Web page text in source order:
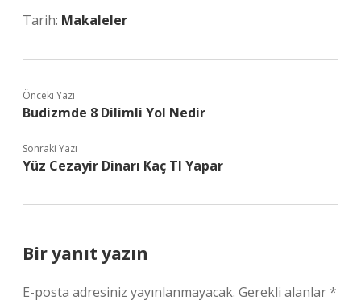
Tarih: Makaleler
Önceki Yazı
Budizmde 8 Dilimli Yol Nedir
Sonraki Yazı
Yüz Cezayir Dinarı Kaç Tl Yapar
Bir yanıt yazın
E-posta adresiniz yayınlanmayacak. Gerekli alanlar*